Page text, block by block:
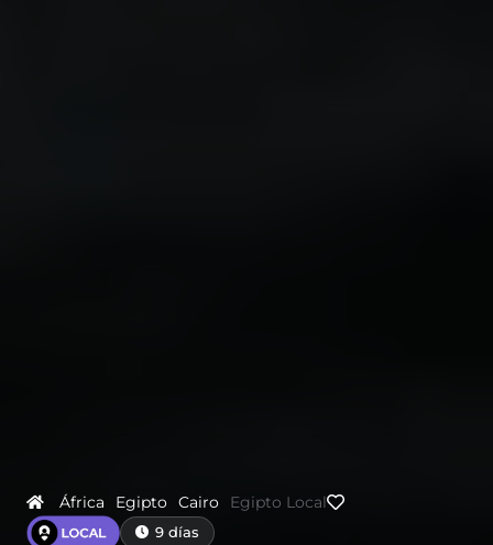
África Egipto Cairo Egipto Local
9 días